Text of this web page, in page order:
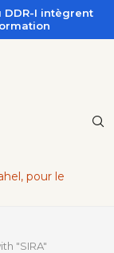
DDR-I intègrent
pour le
"SIRA"